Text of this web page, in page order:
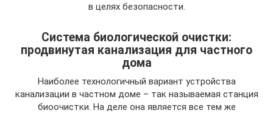
в целях безопасности.
Система биологической очистки:
продвинутая канализация для частного
дома
Наиболее технологичный вариант устройства
канализации в частном доме – так называемая станция
биоочистки. На деле она является все тем же